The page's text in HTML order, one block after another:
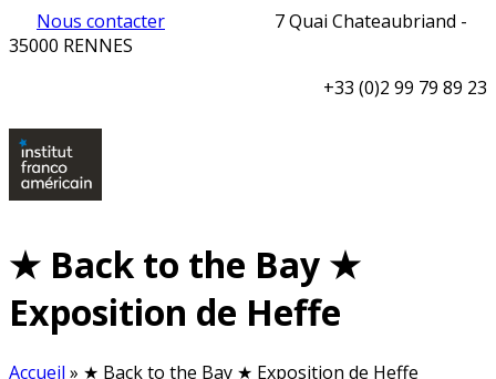
Nous contacter
7 Quai Chateaubriand -
35000 RENNES
+33 (0)2 99 79 89 23
★ Back to the Bay ★
Exposition de Heffe
Accueil » ★ Back to the Bay ★ Exposition de Heffe